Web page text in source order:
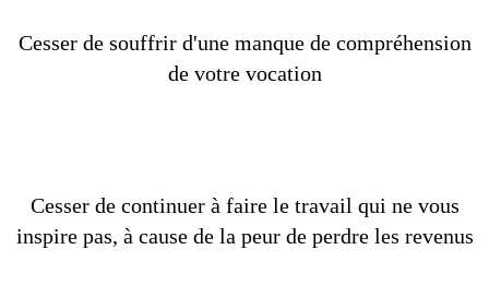
Cesser de souffrir d'une manque de compréhension
de votre vocation
Cesser de continuer à faire le travail qui ne vous
inspire pas, à cause de la peur de perdre les revenus